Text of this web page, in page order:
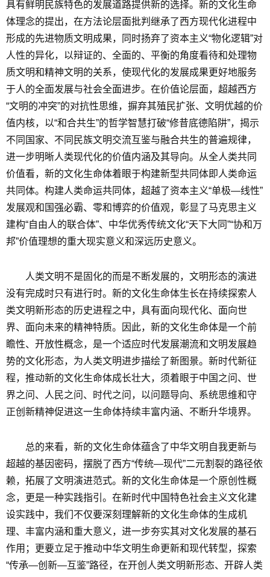
具有鲜明民族特色的发展道路提供新的选择。新的文化生命
体理念的提出，在方法论层面批判继承了西方现代化进程中
形成的先进物质文明成果，同时扬弃了资本主义“物化逻辑”对
人性的异化，以辩证的、全面的、平衡的角度看待和处理物
质文明和精神文明的关系，使现代化的发展成果更好地服务
于人的全面发展与社会全面进步。在价值论层面，超越西方
“文明的冲突”的对抗性思维，摒弃其殖民扩张、文明优越的价
值内核，以“和合共生”的哲学智慧打破“修昔底德陷阱”，揭示
不同国家、不同民族文明交流互鉴与融合共生的普遍规律，
进一步明晰人类现代化的价值内涵及其导向。从全人类共同
价值看，新的文化生命体着眼于构建新型共同体即人类命运
共同体。构建人类命运共同体，超越了资本主义“单极—线性”
发展观和国强必霸、零和博弈的价值观，彰显了马克思主义
建构“自由人的联合体”、中华优秀传统文化“天下大同”“协和万
邦”价值理想的重大现实意义和深远历史意义。
人类文明不是固化的而是不断发展的，文明形态的演进
没有完成时只有进行时。新的文化生命体生长在持续探索人
类文明新形态的历史进程之中，具有面向现代化、面向世
界、面向未来的精神特质。因此，新的文化生命体是一个前
瞻性、开放性概念，是一个适应时代发展潮流和文明发展趋
势的文化形态，为人类文明进步描绘了新图景。新时代新征
程，推动新的文化生命体成长壮大，须着眼于中国之问、世
界之问、人民之问、时代之问，以问题导向、系统思维和守
正创新精神促进这一生命体持续丰富内涵、不断升华境界。
总的来看，新的文化生命体蕴含了中华文明自我更新与
超越的基因密码，摆脱了西方“传统—现代”二元割裂的路径依
赖，拓展了文明演进范式。新的文化生命体是一个原创性概
念，更是一种实践指引。在新时代中国特色社会主义文化建
设实践中，我们不仅要深刻理解新的文化生命体的生成机
理、丰富内涵和重大意义，进一步夯实其对文化发展的基石
作用；更要立足于推动中华文明生命更新和现代转型，探索
“传承—创新—互鉴”路径，在开创人类文明新形态、开辟人类